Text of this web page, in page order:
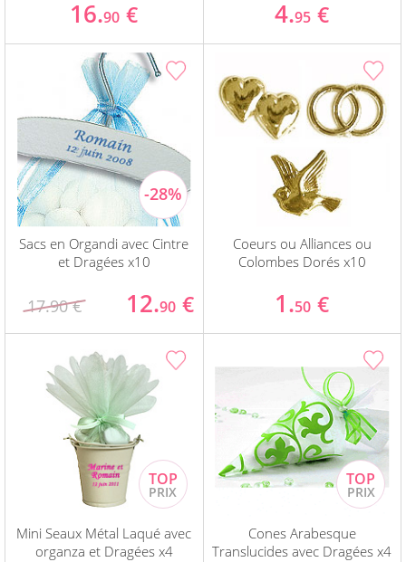
16.90 € 4.95 €
Sacs en Organdi avec Cintre
et Dragées x10
17.90 € 12.90 €
Coeurs ou Alliances ou
Colombes Dorés x10
1.50 €
Mini Seaux Métal Laqué avec
organza et Dragées x4
Cones Arabesque
Translucides avec Dragées x4